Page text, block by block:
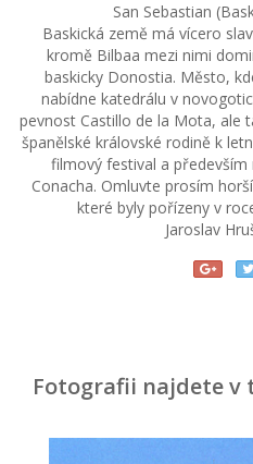
San Sebastian
Baskická země má vícero
kromě Bilbaa mezi nimi
baskicky Donostia. Město,
nabídne katedrálu v
pevnost Castillo de la Mota, ale
španělské královské rodině k
filmový festival a především
Conacha. Omluvte prosím
které byly pořízeny v
Jaroslav
Fotografii najdete v